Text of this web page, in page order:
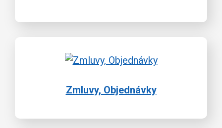
Zmluvy, Objednávky